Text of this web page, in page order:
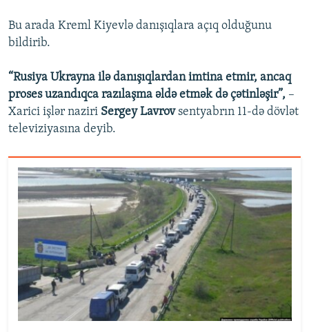
Bu arada Kreml Kiyevlə danışıqlara açıq olduğunu
bildirib.
“Rusiya Ukrayna ilə danışıqlardan imtina etmir, ancaq
proses uzandıqca razılaşma əldə etmək də çətinləşir”, –
Xarici işlər naziri Sergey Lavrovsentyabrın 11-də dövlət
televiziyasına deyib.